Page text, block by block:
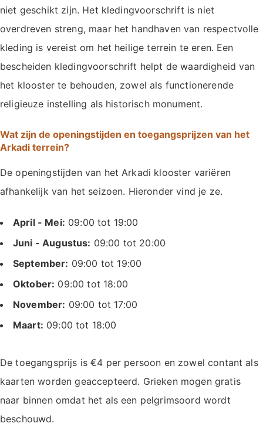
niet geschikt zijn. Het kledingvoorschrift is niet
overdreven streng, maar het handhaven van respectvolle
kleding is vereist om het heilige terrein te eren. Een
bescheiden kledingvoorschrift helpt de waardigheid van
het klooster te behouden, zowel als functionerende
religieuze instelling als historisch monument.
Wat zijn de openingstijden en toegangsprijzen van het
Arkadi terrein?
De openingstijden van het Arkadi klooster variëren
afhankelijk van het seizoen. Hieronder vind je ze.
April - Mei: 09:00 tot 19:00
Juni - Augustus: 09:00 tot 20:00
September: 09:00 tot 19:00
Oktober: 09:00 tot 18:00
November: 09:00 tot 17:00
Maart: 09:00 tot 18:00
De toegangsprijs is €4 per persoon en zowel contant als
kaarten worden geaccepteerd. Grieken mogen gratis
naar binnen omdat het als een pelgrimsoord wordt
beschouwd.